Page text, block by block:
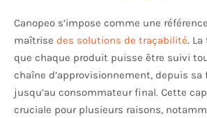
Canopeo s’impose comme une
maîtrise des solutions de traçabilité.
que chaque produit puisse être suivi
chaîne d’approvisionnement, depuis sa
jusqu’au consommateur final. Cette
cruciale pour plusieurs raisons,